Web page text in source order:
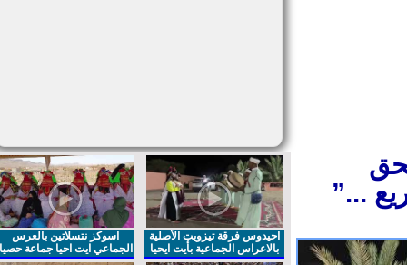
...”
احيدوس فرقة تيزويت الأصلية
بالاعراس الجماعية بأيت ايحيا
اسوكز نتسلاتين بالعرس
الجماعي ايت احيا جماعة حصيا